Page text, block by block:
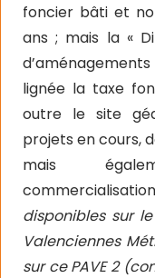
foncier bâti et
ans ; mais la «
lignée la taxe
outre le site
projets en cours,
mais
disponibles sur
Valenciennes
sur ce PAVE 2